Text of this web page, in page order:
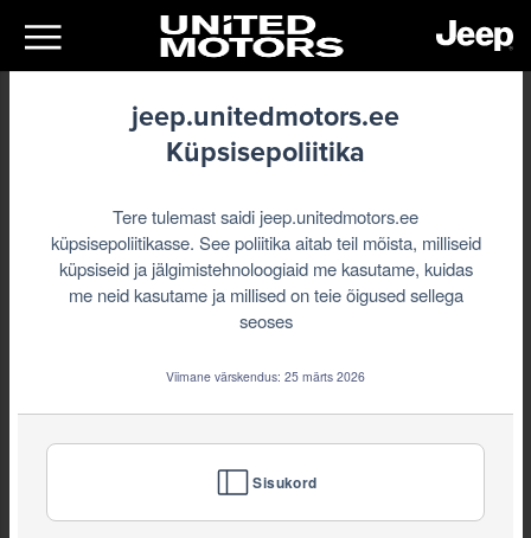
jeep.unitedmotors.ee
Küpsisepoliitika
Tere tulemast saidi jeep.unitedmotors.ee
küpsisepoliitikasse. See poliitika aitab teil mõista, milliseid
küpsiseid ja jälgimistehnoloogiaid me kasutame, kuidas
me neid kasutame ja millised on teie õigused sellega
seoses
Viimane värskendus: 25 märts 2026
Sisukord